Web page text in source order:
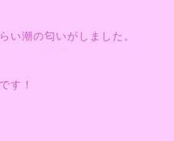
い潮の匂いがしました。
す！